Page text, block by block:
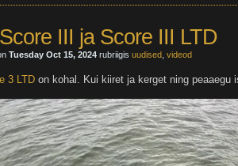
III ja Score III LTD
Tuesday Oct 15, 2024 rubriigis uudised videod
3 LTD on kohal. Kui kiiret ja kerget ning